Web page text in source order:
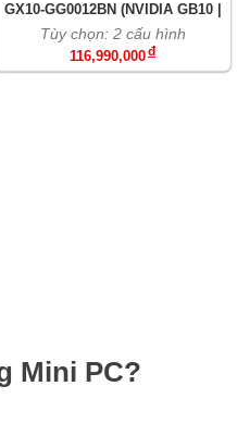
GX10-GG0012BN (NVIDIA GB10 |
128 GB RAM | 1TB M.2 NVMe
SSD| AW-EM637 WF
Tùy chọn: 2 cấu hình
116,990,000đ
Mini PC?